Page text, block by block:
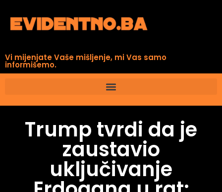
Vi mijenjate Vaše mišljenje, mi Vas samo
informišemo.
Trump tvrdi da je
zaustavio
uključivanje